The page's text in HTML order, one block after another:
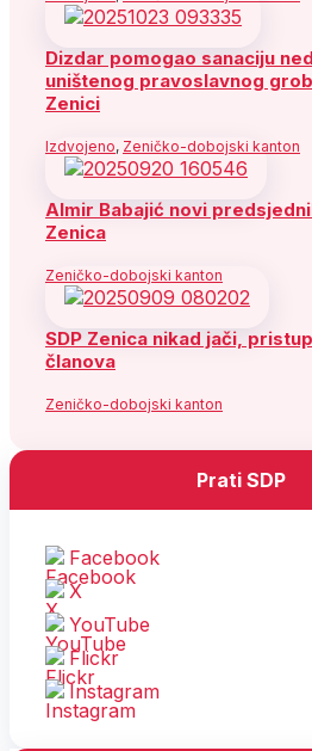
Dizdar pomogao sanaciju
uništenog pravoslavnog
Zenici
Izdvojeno, Zeničko-dobojski kanton
Almir Babajić novi
Zenica
Zeničko-dobojski kanton
SDP Zenica nikad jači,
članova
Zeničko-dobojski kanton
Prati SDP
Facebook
X
YouTube
Flickr
Instagram